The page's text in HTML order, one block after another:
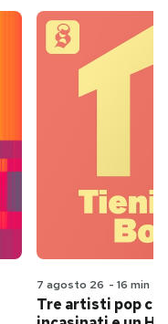
7 agosto 26 - 16 min
Tre artisti pop